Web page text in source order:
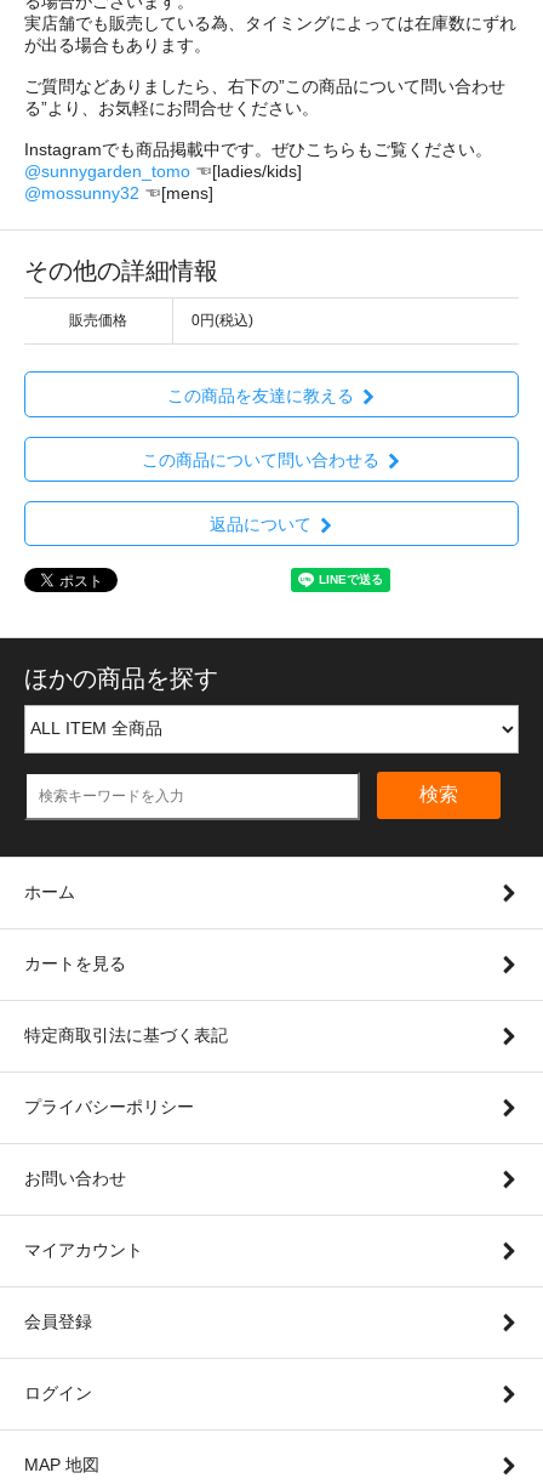
実店舗でも販売している為、タイミングによっては在庫数にずれ
が出る場合もあります。
ご質問などありましたら、右下の”この商品について問い合わせ
る”より、お気軽にお問合せください。
Instagramでも商品掲載中です。ぜひこちらもご覧ください。
@sunnygarden_tomo ☜[ladies/kids]
@mossunny32 ☜[mens]
その他の詳細情報
販売価格 0円(税込)
この商品を友達に教える
この商品について問い合わせる
返品について
ほかの商品を探す
検索
ホーム
カートを見る
特定商取引法に基づく表記
プライバシーポリシー
お問い合わせ
マイアカウント
会員登録
ログイン
MAP 地図